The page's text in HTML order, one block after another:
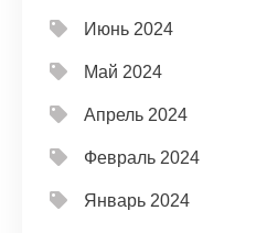
Июнь 2024
Май 2024
Апрель 2024
Февраль 2024
Январь 2024